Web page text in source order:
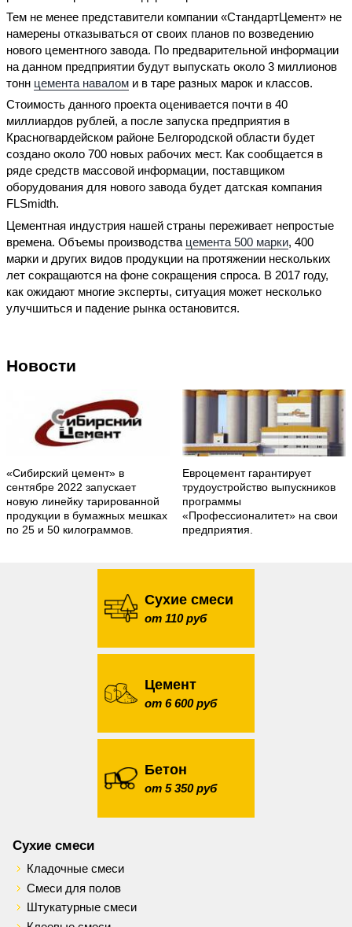
Тем не менее представители компании «СтандартЦемент» не
намерены отказываться от своих планов по возведению
нового цементного завода. По предварительной информации
на данном предприятии будут выпускать около 3 миллионов
тонн цемента навалом и в таре разных марок и классов.
Стоимость данного проекта оценивается почти в 40
миллиардов рублей, а после запуска предприятия в
Красногвардейском районе Белгородской области будет
создано около 700 новых рабочих мест. Как сообщается в
ряде средств массовой информации, поставщиком
оборудования для нового завода будет датская компания
FLSmidth.
Цементная индустрия нашей страны переживает непростые
времена. Объемы производства цемента 500 марки, 400
марки и других видов продукции на протяжении нескольких
лет сокращаются на фоне сокращения спроса. В 2017 году,
как ожидают многие эксперты, ситуация может несколько
улучшиться и падение рынка остановится.
Новости
«Сибирский цемент» в
сентябре 2022 запускает
новую линейку тарированной
продукции в бумажных мешках
по 25 и 50 килограммов.
Евроцемент гарантирует
трудоустройство выпускников
программы
«Профессионалитет» на свои
предприятия.
Сухие смеси
от 110 руб
Цемент
от 6 600 руб
Бетон
от 5 350 руб
Сухие смеси
Кладочные смеси
Смеси для полов
Штукатурные смеси